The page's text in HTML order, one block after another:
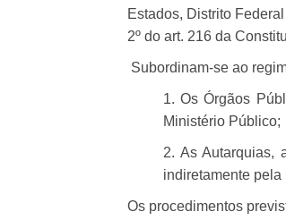
Estados, Distrito
2º do art. 216 da
Subordinam-se ao
1. Os Órgãos
Ministério Público;
2. As Autarquias,
indiretamente
Os procedimentos